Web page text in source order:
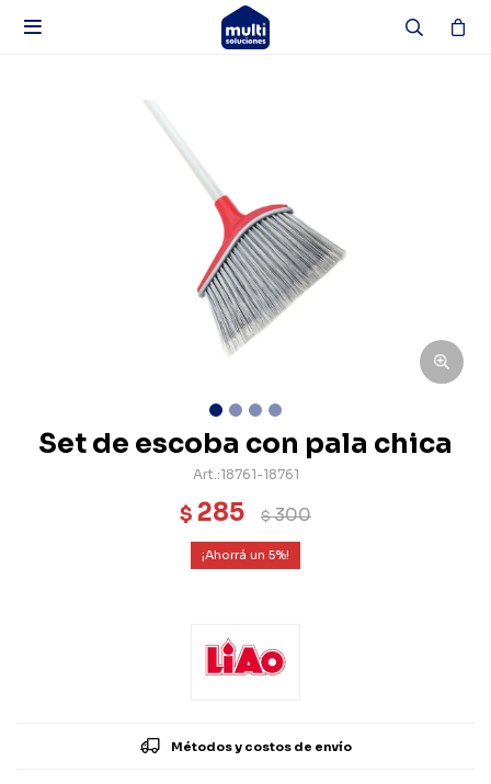

Set de escoba con pala chica
18761-18761
$ 285 $300
5
Métodos y costos de envío